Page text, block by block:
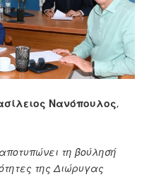
Νανόπουλος,
τη βούλησή
της Διώρυγας